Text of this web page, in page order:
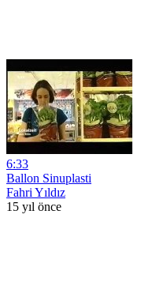
6:33
Ballon Sinuplasti
Fahri Yıldız
15 yıl önce